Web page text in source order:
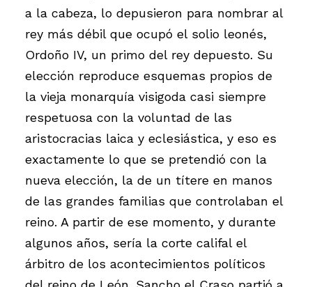
a la cabeza, lo depusieron para nombrar al
rey más débil que ocupó el solio leonés,
Ordoño IV, un primo del rey depuesto. Su
elección reproduce esquemas propios de
la vieja monarquía visigoda casi siempre
respetuosa con la voluntad de las
aristocracias laica y eclesiástica, y eso es
exactamente lo que se pretendió con la
nueva elección, la de un títere en manos
de las grandes familias que controlaban el
reino. A partir de ese momento, y durante
algunos años, sería la corte califal el
árbitro de los acontecimientos políticos